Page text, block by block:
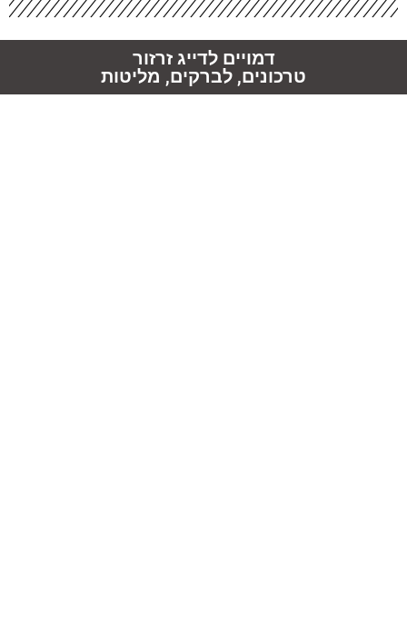
דמויים לדייג זרזור
טרכונים, לברקים, מליטות